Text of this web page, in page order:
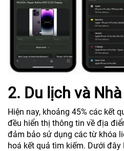
2. Du lịch và
Hiện nay, khoảng 45% các kết
đều hiển thị thông tin về địa
đảm bảo sử dụng các từ khóa
hoá kết quả tìm kiếm. Dưới